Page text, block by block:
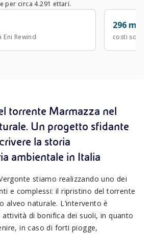
per circa 4.291 ettari.
Rewind
296 mln
costi
torrente Marmazza nel
Un progetto sfidante
la storia
ambientale in Italia
stiamo realizzando uno dei
e complessi: il ripristino del torrente
alveo naturale. L’intervento è
di bonifica dei suoli, in quanto
in caso di forti piogge,